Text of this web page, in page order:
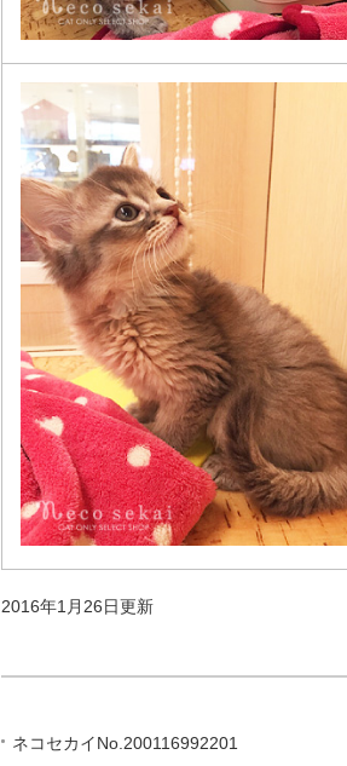
2016年1月26日更新
ネコセカイNo.200116992201